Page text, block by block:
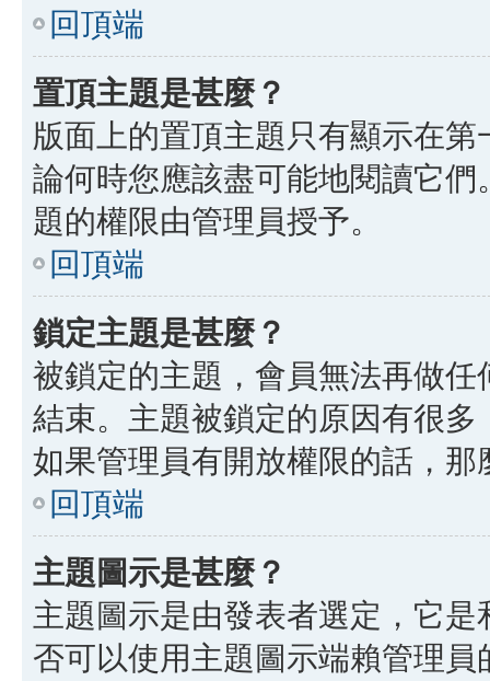
回頂端
置頂主題是甚麼？
版面上的置頂主題只有顯示在
論何時您應該盡可能地閱讀它
題的權限由管理員授予。
回頂端
鎖定主題是甚麼？
被鎖定的主題，會員無法再做
結束。主題被鎖定的原因有很
如果管理員有開放權限的話，
回頂端
主題圖示是甚麼？
主題圖示是由發表者選定，它
否可以使用主題圖示端賴管理員